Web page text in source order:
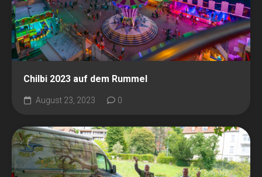
Chilbi 2023 auf dem Rummel
August 23, 2023 0